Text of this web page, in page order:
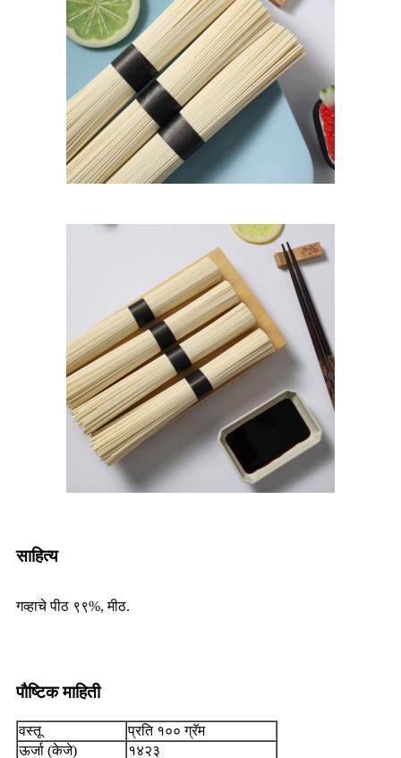
साहित्य
गव्हाचे पीठ ९९%, मीठ.
पौष्टिक माहिती
वस्तू
प्रति १०० ग्रॅम
ऊर्जा (केजे)
१४२३